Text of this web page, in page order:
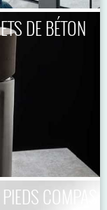
DE BÉTON
COMPAS